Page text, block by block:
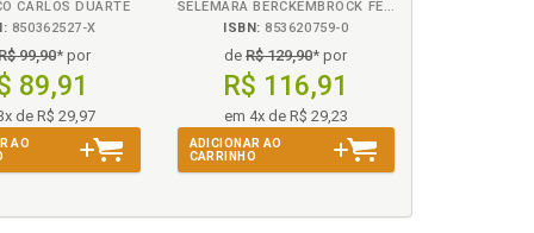
06, p. 149
CARLOS DUARTE
850362527-X
99,90* por
89,91
de R$ 29,97
AO
SELEMARA BERCKEMBROCK FERREIRA GARCIA
ISBN: 853620759-0
deR$ 129,90* por
R$ 116,91
em 4x de R$ 29,23
ADICIONAR AO
CARRINHO